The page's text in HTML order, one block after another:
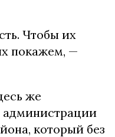
Чтобы их
покажем, —
же
администрации
который без